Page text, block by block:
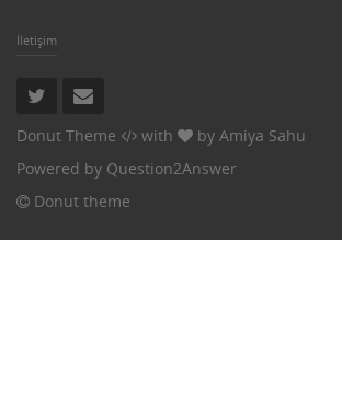
İletişim
Donut Theme with by Amiya Sahu
Powered by Question2Answer
Donut theme